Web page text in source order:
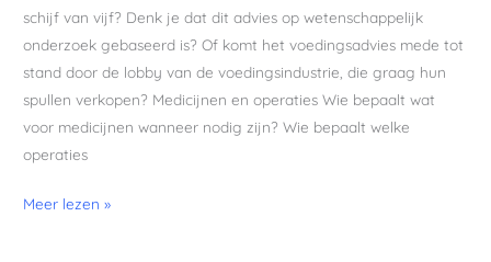
schijf van vijf? Denk je dat dit advies op wetenschappelijk
onderzoek gebaseerd is? Of komt het voedingsadvies mede tot
stand door de lobby van de voedingsindustrie, die graag hun
spullen verkopen? Medicijnen en operaties Wie bepaalt wat
voor medicijnen wanneer nodig zijn? Wie bepaalt welke
operaties
Meer lezen »